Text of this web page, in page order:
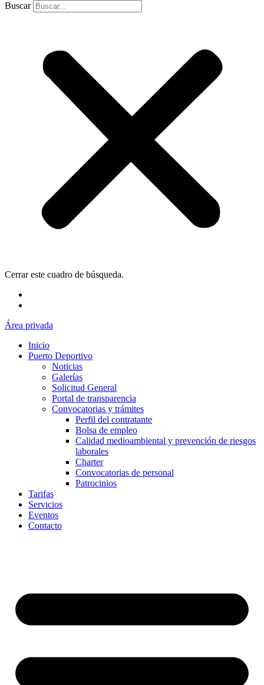
Buscar
Cerrar este cuadro de búsqueda.
Área privada
Inicio
Puerto Deportivo
Noticias
Galerías
Solicitud General
Portal de transparencia
Convocatorias y trámites
Perfil del contratante
Bolsa de empleo
Calidad medioambiental y prevención de riesgos
laborales
Charter
Convocatorias de personal
Patrocinios
Tarifas
Servicios
Eventos
Contacto